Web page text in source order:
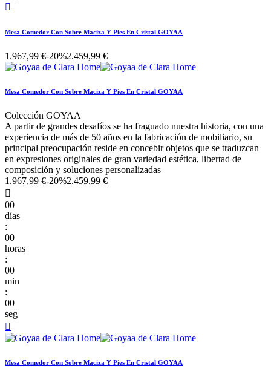

Mesa Comedor Con Sobre Maciza Y Pies En Cristal GOYAA
1.967,99 €-20%2.459,99 €
Mesa Comedor Con Sobre Maciza Y Pies En Cristal GOYAA
Colección GOYAA
A partir de grandes desafíos se ha fraguado nuestra historia, con una
experiencia de más de 50 años en la fabricación de mobiliario, su
principal preocupación reside en concebir objetos que se traduzcan
en expresiones originales de gran variedad estética, libertad de
composición y soluciones personalizadas
1.967,99 €-20%2.459,99 €

00
días
:
00
horas
:
00
min
:
00
seg

Mesa Comedor Con Sobre Maciza Y Pies En Cristal GOYAA